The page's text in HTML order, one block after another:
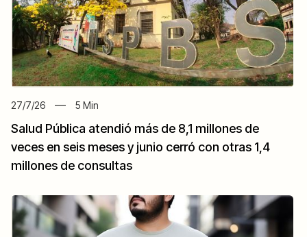
27/7/26 5 Min
Salud Pública atendió más de 8,1 millones de
veces en seis meses y junio cerró con otras 1,4
millones de consultas